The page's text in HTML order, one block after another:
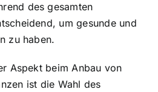
des gesamten
um gesunde und
zu haben.
Aspekt beim Anbau von
ist die Wahl des